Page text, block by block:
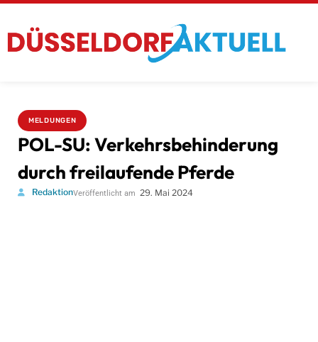
MELDUNGEN
POL-SU: Verkehrsbehinderung
durch freilaufende Pferde
RedaktionVeröffentlicht am 29. Mai 2024